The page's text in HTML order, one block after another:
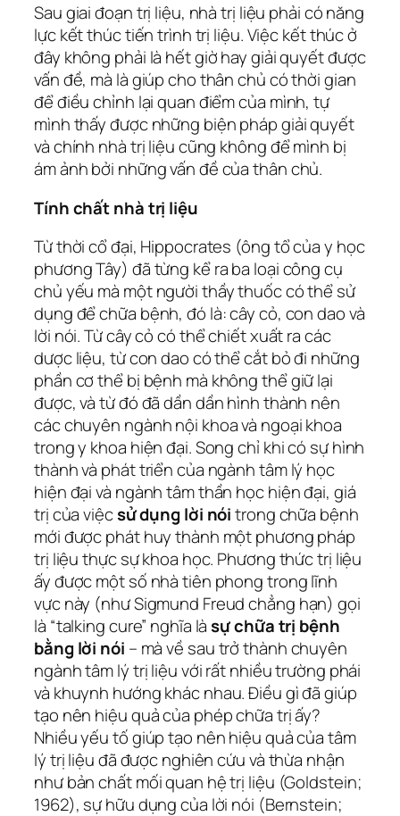
Sau giai đoạn trị liệu, nhà trị liệu phải có năng
lực kết thúc tiến trình trị liệu. Việc kết thúc ở
đây không phải là hết giờ hay giải quyết được
vấn đề, mà là giúp cho thân chủ có thời gian
để điều chỉnh lại quan điểm của mình, tự
mình thấy được những biện pháp giải quyết
và chính nhà trị liệu cũng không để mình bị
ám ảnh bởi những vấn đề của thân chủ.
Tính chất nhà trị liệu
Từ thời cổ đại, Hippocrates (ông tổ của y học
phương Tây) đã từng kể ra ba loại công cụ
chủ yếu mà một người thầy thuốc có thể sử
dụng để chữa bệnh, đó là: cây cỏ, con dao và
lời nói. Từ cây cỏ có thể chiết xuất ra các
dược liệu, từ con dao có thể cắt bỏ đi những
phần cơ thể bị bệnh mà không thể giữ lại
được, và từ đó đã dần dần hình thành nên
các chuyên ngành nội khoa và ngoại khoa
trong y khoa hiện đại. Song chỉ khi có sự hình
thành và phát triển của ngành tâm lý học
hiện đại và ngành tâm thần học hiện đại, giá
trị của việcsử dụng lời nóitrong chữa bệnh
mới được phát huy thành một phương pháp
trị liệu thực sự khoa học. Phương thức trị liệu
ấy được một số nhà tiên phong trong lĩnh
vực này (như Sigmund Freud chẳng hạn) gọi
là “talking cure” nghĩa làsự chữa trị bệnh
bằng lời nói – mà về sau trở thành chuyên
ngành tâm lý trị liệu với rất nhiều trường phái
và khuynh hướng khác nhau. Điều gì đã giúp
tạo nên hiệu quả của phép chữa trị ấy?
Nhiều yếu tố giúp tạo nên hiệu quả của tâm
lý trị liệu đã được nghiên cứu và thừa nhận
như bản chất mối quan hệ trị liệu (Goldstein;
1962), sự hữu dụng của lời nói (Bernstein;